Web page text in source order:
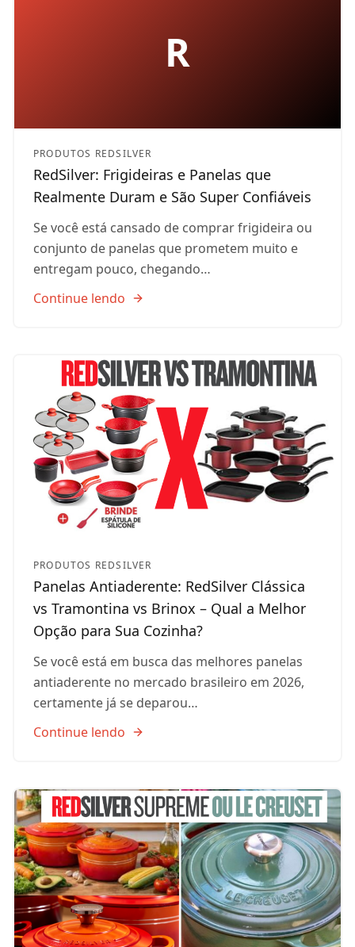
R
PRODUTOS REDSILVER
RedSilver: Frigideiras e Panelas que
Realmente Duram e São Super Confiáveis
Se você está cansado de comprar frigideira ou
conjunto de panelas que prometem muito e
entregam pouco, chegando…
Continue lendo
PRODUTOS REDSILVER
Panelas Antiaderente: RedSilver Clássica
vs Tramontina vs Brinox – Qual a Melhor
Opção para Sua Cozinha?
Se você está em busca das melhores panelas
antiaderente no mercado brasileiro em 2026,
certamente já se deparou…
Continue lendo